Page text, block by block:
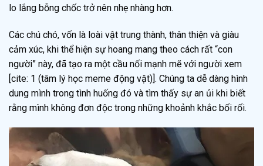
lo lắng bỗng chốc trở nên nhẹ nhàng hơn.
Các chú chó, vốn là loài vật trung thành, thân thiện và giàu
cảm xúc, khi thể hiện sự hoang mang theo cách rất “con
người” này, đã tạo ra một cầu nối mạnh mẽ với người xem
[cite: 1 (tâm lý học meme động vật)]. Chúng ta dễ dàng hình
dung mình trong tình huống đó và tìm thấy sự an ủi khi biết
rằng mình không đơn độc trong những khoảnh khắc bối rối.